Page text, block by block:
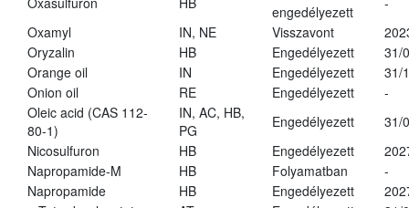
engedélyezett
Oxamyl
IN, NE Visszavont
Oryzalin
HB Engedélyezett
31/
Orange oil
IN Engedélyezett
31/
Onion oil
RE Engedélyezett
-
Oleic acid (CAS 112-
80-1)
IN, AC, HB,
PG
Engedélyezett
31/
Nicosulfuron
HB Engedélyezett
Napropamide-M
HB Folyamatban
-
Napropamide
HB Engedélyezett